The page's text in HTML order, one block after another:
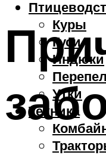
Куры
Гуси
Индюки
Утки
Техника